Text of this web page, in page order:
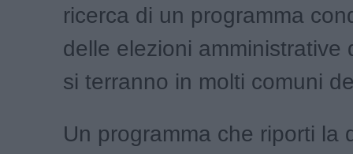
ricerca di un programma
delle elezioni amministrative
si terranno in molti comuni
Un programma che riporti la